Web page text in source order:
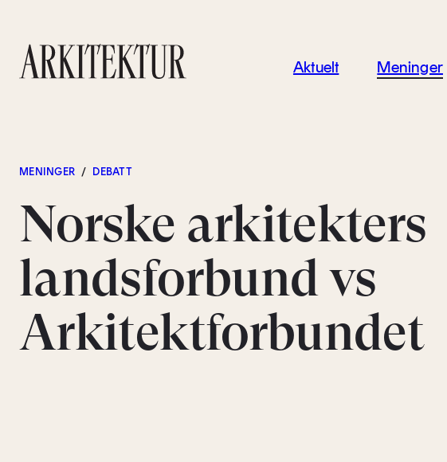
Aktuelt Meninger
MENINGER / DEBATT
Norske arkitekters
landsforbund vs
Arkitektforbundet